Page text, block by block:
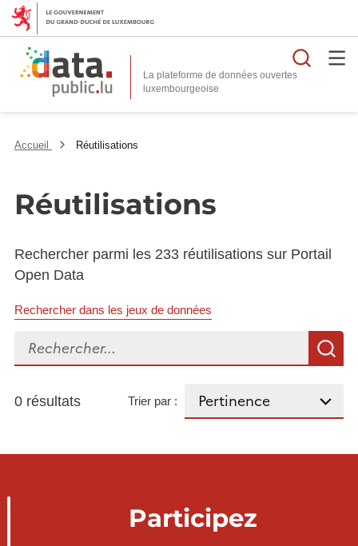
La plateforme de données ouvertes
Accueil Réutilisations
Réutilisations
Rechercher parmi les 233 réutilisations sur Portail
Open Data
Rechercher dans les jeux de données
Rechercher...
0 résultats Trier par :
Participez